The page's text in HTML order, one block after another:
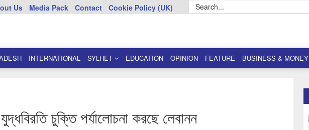
Us Media Pack Contact Cookie Policy (UK)
INTERNATIONAL SYLHET EDUCATION OPINION FEATURE BUSINESS & MONEY
চুক্তি পর্যালোচনা করছে লেবানন